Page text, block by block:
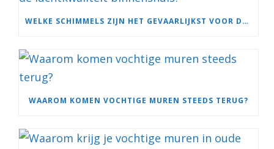
WELKE SCHIMMELS ZIJN HET GEVAARLIJKST VOOR DE LUCHTKWALITEIT BINNENSHUIS?
WAAROM KOMEN VOCHTIGE MUREN STEEDS TERUG?